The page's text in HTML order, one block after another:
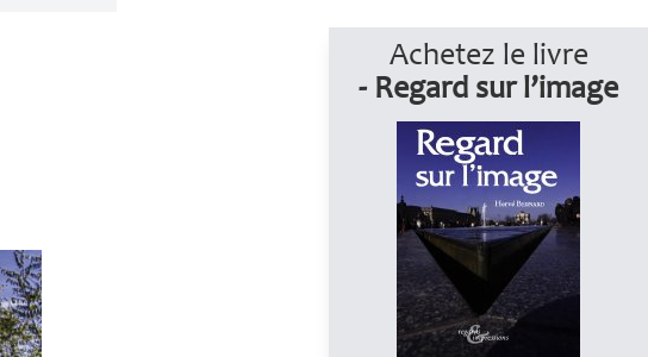
Achetez le livre
- Regard sur l’image